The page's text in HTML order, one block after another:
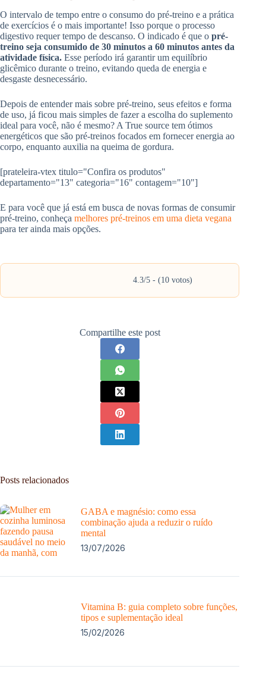
O intervalo de tempo entre o consumo do pré-treino e a prática
de exercícios é o mais importante! Isso porque o processo
digestivo requer tempo de descanso. O indicado é que o pré-
treino seja consumido de 30 minutos a 60 minutos antes da
atividade física. Esse período irá garantir um equilíbrio
glicêmico durante o treino, evitando queda de energia e
desgaste desnecessário.
Depois de entender mais sobre pré-treino, seus efeitos e forma
de uso, já ficou mais simples de fazer a escolha do suplemento
ideal para você, não é mesmo? A True source tem ótimos
energéticos que são pré-treinos focados em fornecer energia ao
corpo, enquanto auxilia na queima de gordura.
[prateleira-vtex titulo="Confira os produtos"
departamento="13" categoria="16" contagem="10"]
E para você que já está em busca de novas formas de consumir
pré-treino, conheça melhores pré-treinos em uma dieta vegana
para ter ainda mais opções.
4.3/5 - (10 votos)
Compartilhe este post
Posts relacionados
GABA e magnésio: como essa
combinação ajuda a reduzir o ruído
mental
13/07/2026
Vitamina B: guia completo sobre funções,
tipos e suplementação ideal
15/02/2026